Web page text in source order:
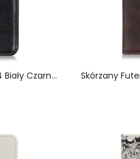
Etui Folio Sony Xperia L4 Biały Czarny Klasyczny Styl Skóry Etui Ochronne